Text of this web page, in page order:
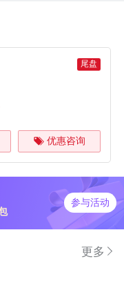
尾盘
优惠咨询
参与活动
更多